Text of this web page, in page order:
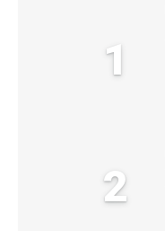
1
2